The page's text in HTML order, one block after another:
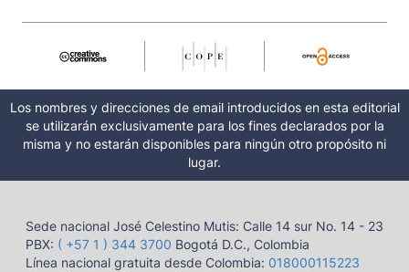
Los nombres y direcciones de email introducidos en esta editorial
se utilizarán exclusivamente para los fines declarados por la
misma y no estarán disponibles para ningún otro propósito ni
lugar.
Sede nacional José Celestino Mutis: Calle 14 sur No. 14 - 23
PBX: ( +57 1 ) 344 3700 Bogotá D.C., Colombia
Línea nacional gratuita desde Colombia: 018000115223